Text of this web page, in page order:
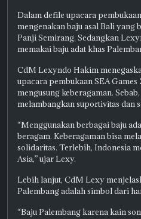
Dalam defile upacara
mengenakan baju asal Bali yang
Panji Semirang. Sedangkan
memakai baju adat khas
CdM Lexyndo Hakim
upacara pembukaan SEA
mengusung keberagaman.
melambangkan suportivitas dan
“Menggunakan berbagai baju
beragam. Keberagaman bisa
solidaritas. Terlebih, Indonesia
Asia,” ujar Lexy.
Lebih lanjut, CdM Lexy
Palembang adalah simbol dari
“Baju Palembang karena kain